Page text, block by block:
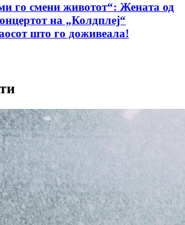
го смени животот“: Жената од
на „Колдплеј“
што го доживеала!